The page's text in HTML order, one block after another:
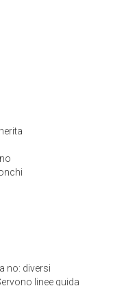
no: diversi
linee guida